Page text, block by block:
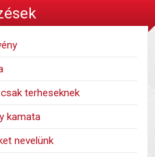
terheseknek
kamata
nevelünk